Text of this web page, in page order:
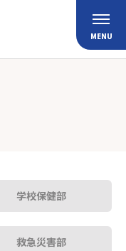
学校保健部
救急災害部